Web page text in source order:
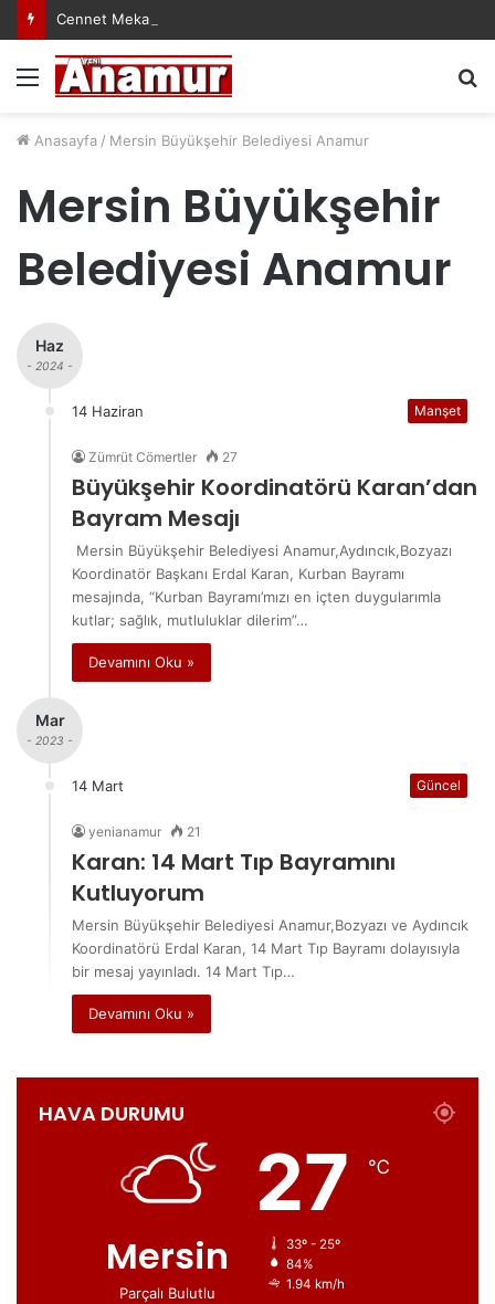
Cennet Mekanın Olsun Duygu Öksüz Canova
Menü
Anasayfa / Mersin Büyükşehir Belediyesi Anamur
Mersin Büyükşehir
Belediyesi Anamur
Haz
- 2024 -
14 Haziran Manşet
Zümrüt Cömertler 27
Büyükşehir Koordinatörü Karan’dan
Bayram Mesajı
Mersin Büyükşehir Belediyesi Anamur,Aydıncık,Bozyazı
Koordinatör Başkanı Erdal Karan, Kurban Bayramı
mesajında, “Kurban Bayramı’mızı en içten duygularımla
kutlar; sağlık, mutluluklar dilerim”…
Devamını Oku »
Mar
- 2023 -
14 Mart Güncel
yenianamur 21
Karan: 14 Mart Tıp Bayramını
Kutluyorum
Mersin Büyükşehir Belediyesi Anamur,Bozyazı ve Aydıncık
Koordinatörü Erdal Karan, 14 Mart Tıp Bayramı dolayısıyla
bir mesaj yayınladı. 14 Mart Tıp…
Devamını Oku »
HAVA DURUMU
Mersin
Parçalı Bulutlu
27 ℃
33º - 25º
84%
1.94 km/h